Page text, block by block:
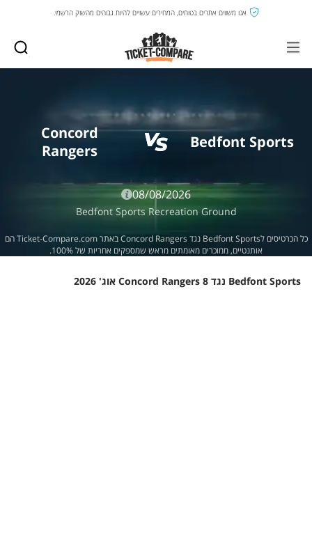
אנו משווים אתרים בטוחים, המחירים עשויים להיות גבוהים מהשוק הרשמי.
Bedfont Sports
Concord
Rangers
08/08/2026
Bedfont Sports Recreation Ground
כל הכרטיסים לBedfont Sports נגד Concord Rangers באתר Ticket-Compare.com הם
אותנטיים, ממוכרים מאומתים מראש שמספקים אחריות של 100%.
Bedfont Sports נגד Concord Rangers 8 אוג' 2026